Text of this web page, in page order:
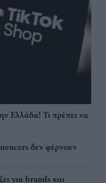
Ελλάδα! Τι πρέπει να
δεν φέρνουν
για brands και